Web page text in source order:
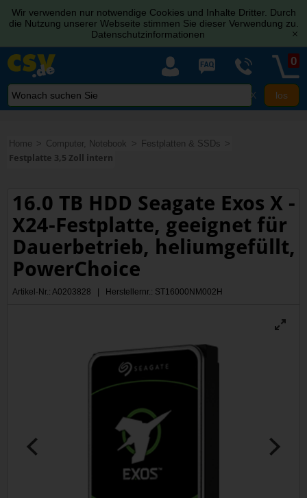
Wir verwenden nur notwendige Cookies und Inhalte Dritter. Durch
die Nutzung unserer Webseite stimmen Sie dieser Verwendung zu.
Datenschutzinformationen
[x]
X
0
Home Computer, Notebook
Festplatten & SSDs
Festplatte 3,5 Zoll intern
16.0 TB HDD Seagate Exos X -
X24-Festplatte, geeignet für
Dauerbetrieb, heliumgefüllt,
PowerChoice
Artikel-Nr.: A0203828 | Herstellernr.: ST16000NM002H